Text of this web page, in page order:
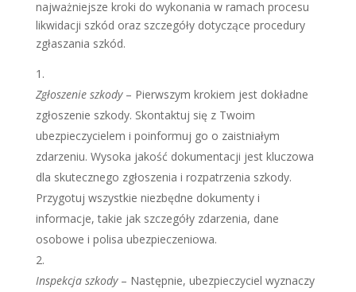
najważniejsze kroki do wykonania w ramach procesu
likwidacji szkód oraz szczegóły dotyczące procedury
zgłaszania szkód.
Zgłoszenie szkody– Pierwszym krokiem jest dokładne
zgłoszenie szkody. Skontaktuj się z Twoim
ubezpieczycielem i poinformuj go o zaistniałym
zdarzeniu. Wysoka jakość dokumentacji jest kluczowa
dla skutecznego zgłoszenia i rozpatrzenia szkody.
Przygotuj wszystkie niezbędne dokumenty i
informacje, takie jak szczegóły zdarzenia, dane
osobowe i polisa ubezpieczeniowa.
Inspekcja szkody– Następnie, ubezpieczyciel wyznaczy